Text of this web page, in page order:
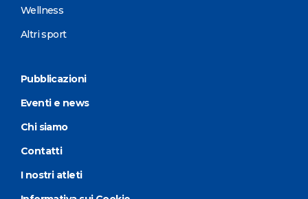
Wellness
Altri sport
Pubblicazioni
Eventi e news
Chi siamo
Contatti
I nostri atleti